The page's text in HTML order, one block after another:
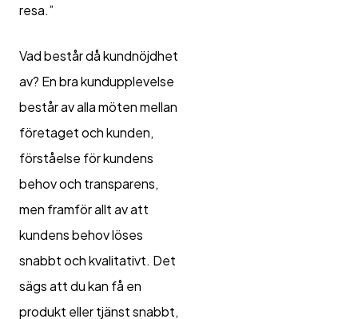
resa.”
Vad består då kundnöjdhet
av? En bra kundupplevelse
består av alla möten mellan
företaget och kunden,
förståelse för kundens
behov och transparens,
men framför allt av att
kundens behov löses
snabbt och kvalitativt. Det
sägs att du kan få en
produkt eller tjänst snabbt,